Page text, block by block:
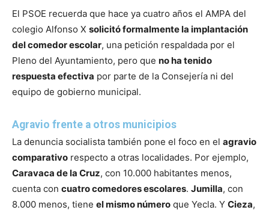
El PSOE recuerda que hace ya cuatro años el AMPA del
colegio Alfonso X solicitó formalmente la implantación
del comedor escolar, una petición respaldada por el
Pleno del Ayuntamiento, pero que no ha tenido
respuesta efectiva por parte de la Consejería ni del
equipo de gobierno municipal.
Agravio frente a otros municipios
La denuncia socialista también pone el foco en el agravio
comparativo respecto a otras localidades. Por ejemplo,
Caravaca de la Cruz, con 10.000 habitantes menos,
cuenta con cuatro comedores escolares. Jumilla, con
8.000 menos, tiene el mismo número que Yecla. Y Cieza,